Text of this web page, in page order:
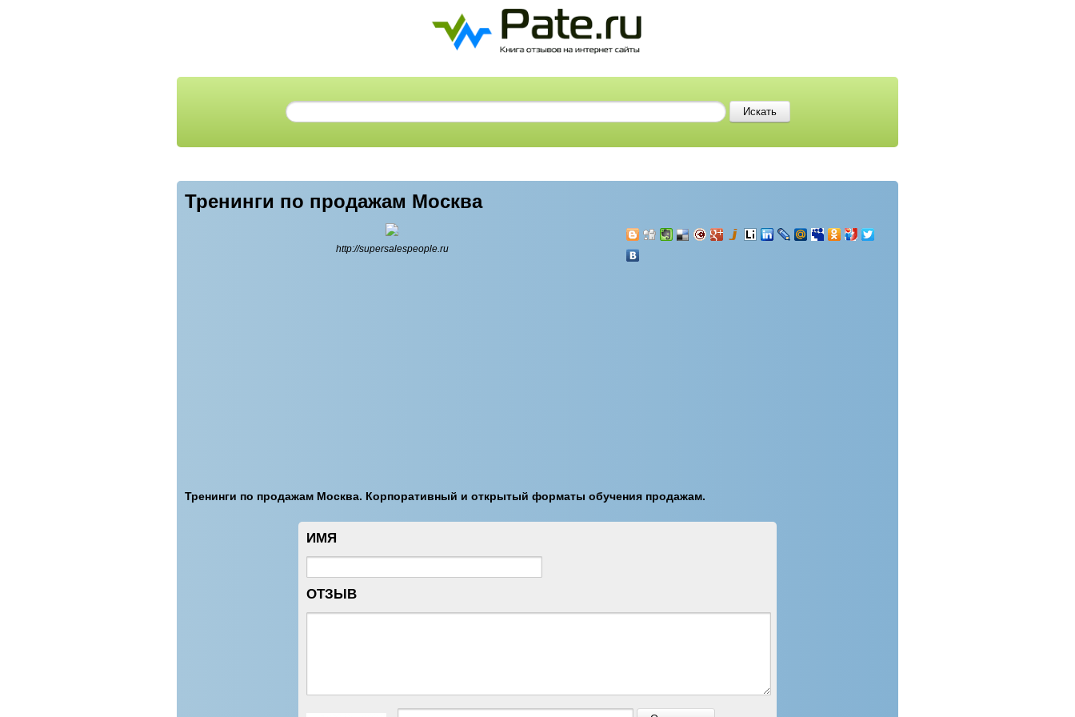
Тренинги по продажам Москва
http://supersalespeople.ru
Тренинги по продажам Москва. Корпоративный и открытый форматы обучения продажам.
ИМЯ
ОТЗЫВ